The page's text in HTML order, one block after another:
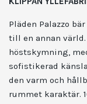
Pläden Palazzo
till en annan
höstskymning,
sofistikerad
den varm och
rummet karaktär.